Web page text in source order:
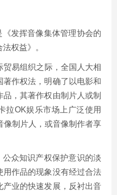
发挥音像集体管理协会的
权益》。
易组织之际，全国人大相
作权法，明确了以电影和
，其著作权由制片人或制
拉OK娱乐市场上广泛使用
像制片人，或音像制作者享
众知识产权保护意识的淡
作品的现象没有经过合法
业的快速发展，反衬出音